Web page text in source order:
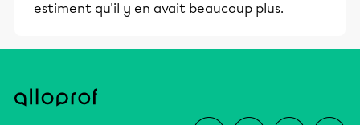
estiment qu'il y en avait beaucoup plus.